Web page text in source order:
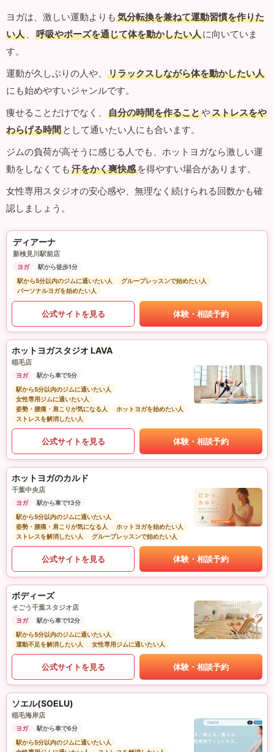
ヨガは、激しい運動よりも 気分転換を兼ねて運動習慣を作りた
い人 、 呼吸やポーズを通じて体を動かしたい人に向いていま
す。
運動が久しぶりの人や、
リラックスしながら体を動かしたい人
にも始めやすいジャンルです。
痩せることだけでなく、
自分の時間を作ることやストレスをや
わらげる時間 として通いたい人にも合います。
ジムの負荷が高そうに感じる人でも、ホットヨガなら激しい運
動をしなくても 汗をかく爽快感 を得やすい場合があります。
女性専用スタジオの安心感や、無理なく続けられる回数かも確
認しましょう。
ディアーナ
新検見川駅前店
ヨガ
駅から徒歩1分
駅から5分以内のジムに通いたい人
グループレッスンで始めたい人
パーソナルヨガを始めたい人
公式サイトを見る 体験・相談予約
ホットヨガスタジオ LAVA
稲毛店
ヨガ
駅から車で5分
駅から5分以内のジムに通いたい人
女性専用ジムに通いたい人
姿勢・腰痛・肩こりが気になる人
ホットヨガを始めたい人
ストレスを解消したい人
公式サイトを見る 体験・相談予約
ホットヨガのカルド
千葉中央店
ヨガ
駅から車で13分
駅から5分以内のジムに通いたい人
姿勢・腰痛・肩こりが気になる人
ホットヨガを始めたい人
ストレスを解消したい人
グループレッスンで始めたい人
公式サイトを見る 体験・相談予約
ボディーズ
そごう千葉スタジオ店
ヨガ
駅から車で12分
駅から5分以内のジムに通いたい人
運動不足を解消したい人
女性専用ジムに通いたい人
公式サイトを見る 体験・相談予約
ソエル(SOELU)
稲毛海岸店
ヨガ
駅から車で6分
駅から5分以内のジムに通いたい人